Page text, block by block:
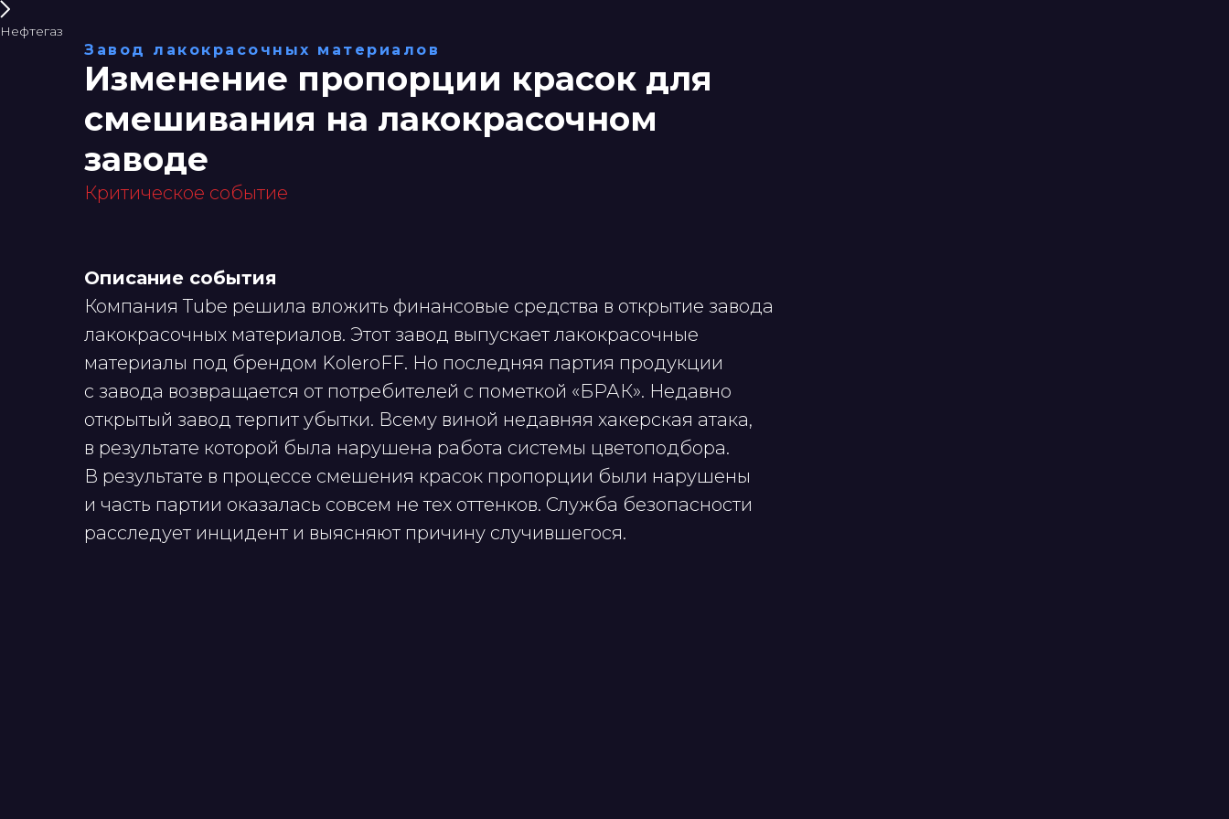
Нефтегаз
Завод лакокрасочных материалов
Изменение пропорции красок для
смешивания на лакокрасочном
заводе
Критическое событие
Описание события
Компания Tube решила вложить финансовые средства в открытие завода
лакокрасочных материалов. Этот завод выпускает лакокрасочные
материалы под брендом KoleroFF. Но последняя партия продукции
с завода возвращается от потребителей с пометкой «БРАК». Недавно
открытый завод терпит убытки. Всему виной недавняя хакерская атака,
в результате которой была нарушена работа системы цветоподбора.
В результате в процессе смешения красок пропорции были нарушены
и часть партии оказалась совсем не тех оттенков. Служба безопасности
расследует инцидент и выясняют причину случившегося.